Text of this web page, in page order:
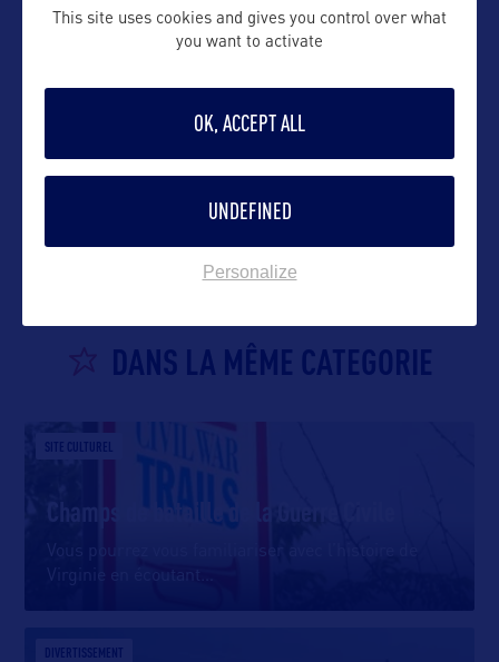
DANS LA MÊME CATEGORIE
SITE CULTUREL
Champs de bataille de la Guerre Civile
Vous pourrez vous familiariser avec l’histoire de
Virginie en écoutant
DIVERTISSEMENT
This site uses cookies and gives you control over what
you want to activate
OK, ACCEPT ALL
UNDEFINED
Personalize